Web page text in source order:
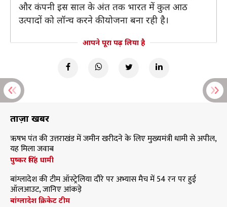
और कंपनी इस साल के अंत तक भारत में कुल आठ
उत्पादों को लॉन्च करने की योजना बना रही है।
आपने पूरा पढ़ लिया है
ताज़ा खबरें
ऋषभ पंत की उत्तराखंड में जमीन खरीदने के लिए मुख्यमंत्री धामी से अपील,
यह मिला जवाब
पुष्कर सिंह धामी
बांग्लादेश की टीम ऑस्ट्रेलिया दौरे पर अभ्यास मैच में 54 रन पर हुई
ऑलआउट, जानिए आंकड़े
बांग्लादेश क्रिकेट टीम